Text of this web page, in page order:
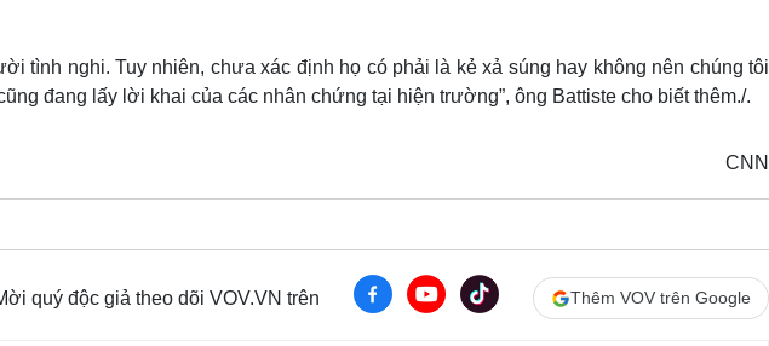
tình nghi. Tuy nhiên, chưa xác định họ có phải là kẻ xả súng hay không nên chúng tôi
đang lấy lời khai của các nhân chứng tại hiện trường”, ông Battiste cho biết thêm./.
CNN
quý độc giả theo dõi VOV.VN trên Thêm VOV trên Google